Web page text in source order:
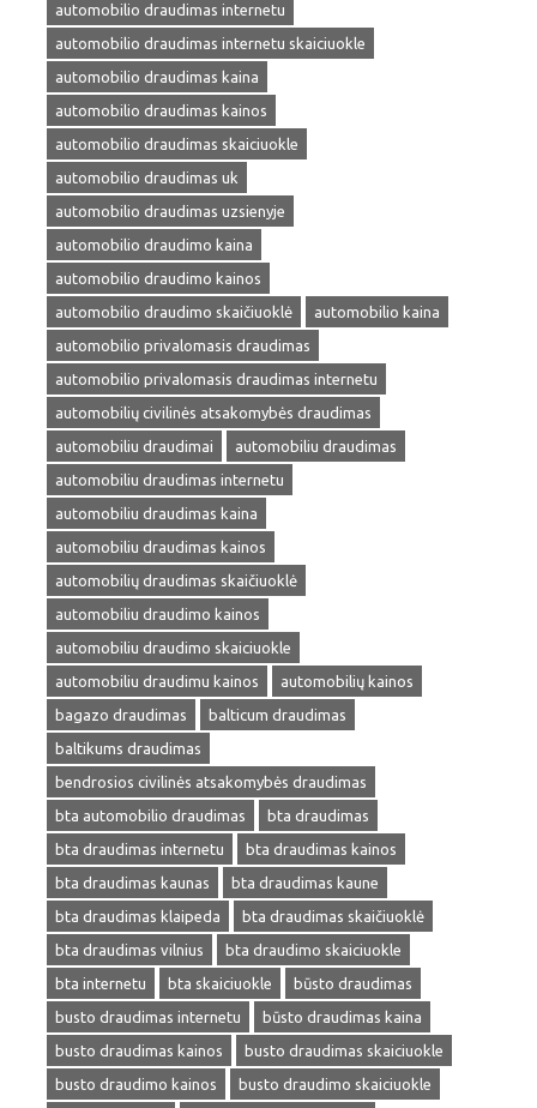
automobilio draudimas internetu
automobilio draudimas internetu skaiciuokle
automobilio draudimas kaina
automobilio draudimas kainos
automobilio draudimas skaiciuokle
automobilio draudimas uk
automobilio draudimas uzsienyje
automobilio draudimo kaina
automobilio draudimo kainos
automobilio draudimo skaičiuoklė
automobilio kaina
automobilio privalomasis draudimas
automobilio privalomasis draudimas internetu
automobilių civilinės atsakomybės draudimas
automobiliu draudimai
automobiliu draudimas
automobiliu draudimas internetu
automobiliu draudimas kaina
automobiliu draudimas kainos
automobilių draudimas skaičiuoklė
automobiliu draudimo kainos
automobiliu draudimo skaiciuokle
automobiliu draudimu kainos
automobilių kainos
bagazo draudimas
balticum draudimas
baltikums draudimas
bendrosios civilinės atsakomybės draudimas
bta automobilio draudimas
bta draudimas
bta draudimas internetu
bta draudimas kainos
bta draudimas kaunas
bta draudimas kaune
bta draudimas klaipeda
bta draudimas skaičiuoklė
bta draudimas vilnius
bta draudimo skaiciuokle
bta internetu
bta skaiciuokle
būsto draudimas
busto draudimas internetu
būsto draudimas kaina
busto draudimas kainos
busto draudimas skaiciuokle
busto draudimo kainos
busto draudimo skaiciuokle